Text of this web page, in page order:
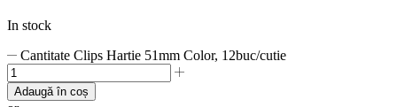
In stock
Cantitate Clips Hartie 51mm Color, 12buc/cutie
Adaugă în coș